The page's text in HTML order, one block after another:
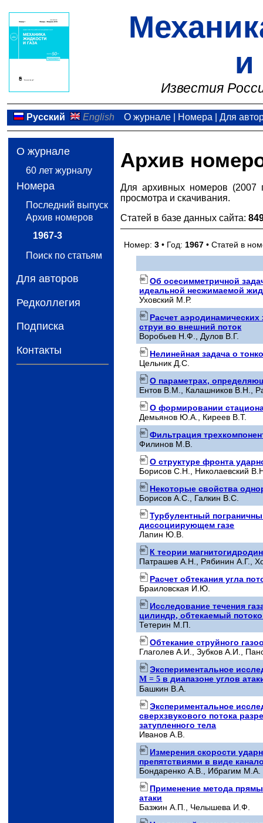
и
Известия
Русский English О журнале| Номера Для
О журнале
60 лет журналу
Номера
Последний выпуск
Архив номеров
1967-3
Поиск по статьям
Для авторов
Редколлегия
Подписка
Контакты
Архив
Для архивных номеров (2007
просмотра и скачивания.
Статей в базе данных сайта:
Номер:3 • Год: 1967 • Статей в
Об осесимметричной
идеальной несжимаемой
Уховский М.Р.
Расчет
струи во внешний поток
Воробьев Н.Ф., Дулов В.Г.
Нелинейная задача о
Цельник Д.С.
О параметрах,
Ентов B.М., Калашников В.Н.,
О формировании
Демьянов Ю.А., Киреев В.Т.
Фильтрация
Филинов М.В.
О структуре фронта
Борисов C.Н., Николаевский
Некоторые свойства
Борисов А.С., Галкин В.С.
Турбулентный
диссоциирующем газе
Лапин Ю.В.
К теории
Патрашев А.Н., Рябинин А.Г.,
Расчет обтекания угла
Браиловская И.Ю.
Исследование течения
цилиндр, обтекаемый
Тетерин М.П.
Обтекание струйного
Глаголев A.И., Зубков А.И.,
Экспериментальное
M = 5 в диапазоне углов
Башкин B.А.
Экспериментальное
сверхзвукового потока
затупленного тела
Иванов А.В.
Измерения скорости
препятствиями в виде
Бондаренко А.В., Ибрагим М.А.
Применение метода
атаки
Базжин A.П., Челышева И.Ф.